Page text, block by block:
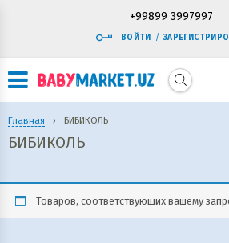
+99899 3997997
ВОЙТИ /
Главная › БИБИКОЛЬ
БИБИКОЛЬ
Товаров, соответствующих вашему